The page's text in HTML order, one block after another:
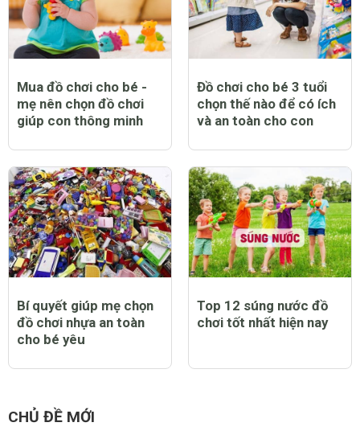
Mua đồ chơi cho bé -
mẹ nên chọn đồ chơi
giúp con thông minh
Đồ chơi cho bé 3 tuổi
chọn thế nào để có ích
và an toàn cho con
Bí quyết giúp mẹ chọn
đồ chơi nhựa an toàn
cho bé yêu
Top 12 súng nước đồ
chơi tốt nhất hiện nay
CHỦ ĐỀ MỚI